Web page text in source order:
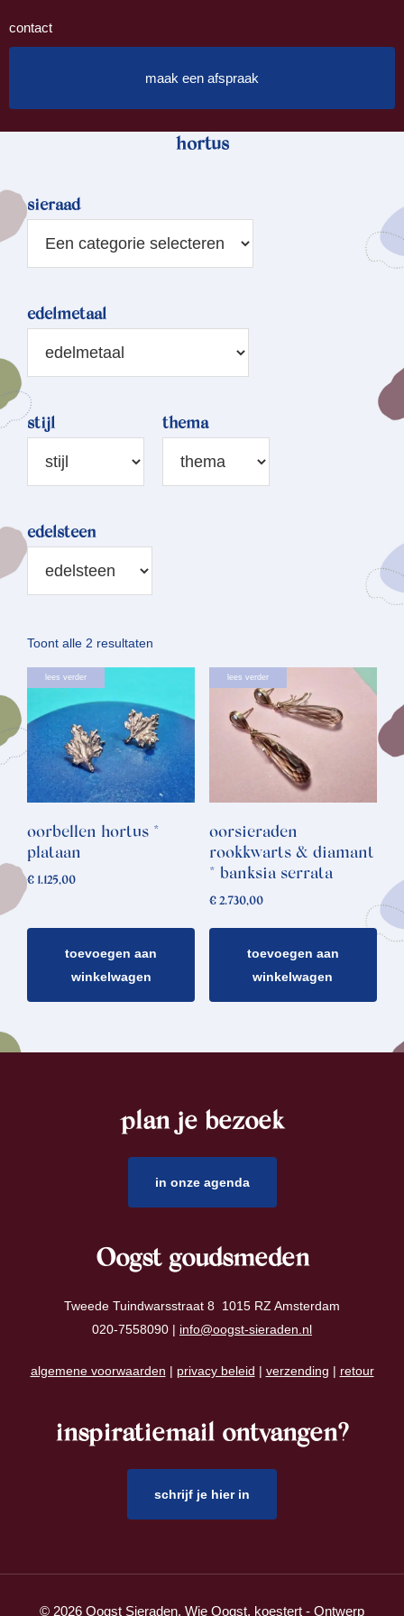
contact
maak een afspraak
hortus
sieraad
edelmetaal
stijl thema
edelsteen
Toont alle 2 resultaten
op
lees verder
oorbellen hortus *
plataan
€ 1.125,00
toevoegen aan
winkelwagen
lees verder
oorsieraden
rookkwarts & diamant
* banksia serrata
€2.730,00
toevoegen aan
winkelwagen
plan je bezoek
in onze agenda
Oogst goudsmeden
Tweede Tuindwarsstraat 8 1015 RZ Amsterdam
020-7558090 | info@oogst-sieraden.nl
algemene voorwaarden | privacy beleid | verzending | retour
inspiratiemail ontvangen?
schrijf je hier in
© 2026 Oogst Sieraden. Wie Oogst, koestert - Ontwerp